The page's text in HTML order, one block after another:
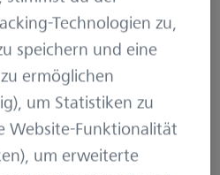
und ist Senior
Consultant bei der ZEISS
Digital Innovation.
Neben seiner
Entwicklertätigkeit ist er
als Projektcoach tätig.
Technologien zu,
speichern und eine
ermöglichen
um Statistiken zu
Website-Funktionalität
um erweiterte